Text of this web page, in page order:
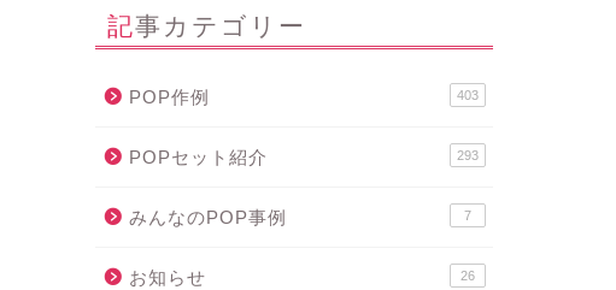
記事カテゴリー
POP作例 403
POPセット紹介 293
みんなのPOP事例 7
お知らせ 26